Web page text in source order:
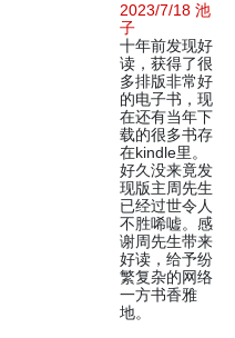
2023/7/18 池
子
十年前发现好
读，获得了很
多排版非常好
的电子书，现
在还有当年下
载的很多书存
在kindle里。
好久没来竟发
现版主周先生
已经过世令人
不胜唏嘘。感
谢周先生带来
好读，给予纷
繁复杂的网络
一方书香雅
地。